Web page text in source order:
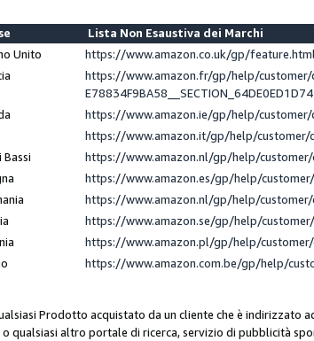
Lista Non Esaustiva dei Marchi
Unito
https://www.amazon.co.uk/gp/
https://www.amazon.fr/gp/help/
https://www.amazon.ie/gp/help/customer/
https://www.amazon.it/gp/help/customer/
Bassi
https://www.amazon.nl/gp/help/
https://www.amazon.es/gp/help/
https://www.amazon.nl/gp/help/
https://www.amazon.se/gp/help/
https://www.amazon.pl/gp/help/
https://www.amazon.com.be/gp/help/
Prodotto acquistato da un cliente che è indirizzato
o qualsiasi altro portale di ricerca, servizio di pubblicità